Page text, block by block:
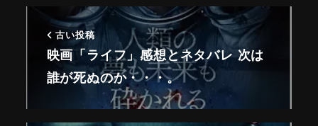
古い投稿
映画「ライフ」感想とネタバレ 次は
誰が死ぬのか・・・。